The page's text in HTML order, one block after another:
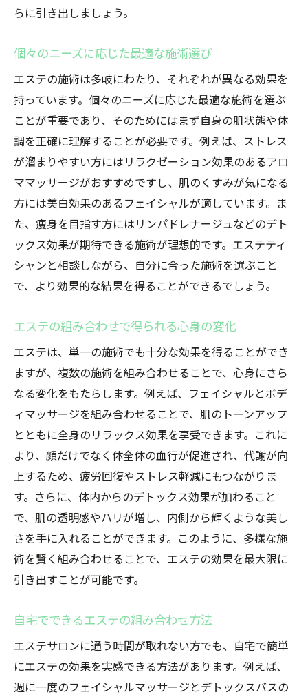
エステのステップアップ効果を知る
日常でのケア方法とエステのシナジー
美的ゴールを達成するためのステップ
継続的なケアが生む理想の結果
エステの魔法を最大限に活用する方法
エステサロン選びのポイント
施術前後に注意すべきこと
組み合わせ施術の効果的なタイミング
サロンでのコミュニケーションの重要性
施術後のホームケアのすすめ
エステの頻度を見直してみる
魅力
プロが薦めるベストな施術の組み合わせ
エステの新しいトレンドを知る
個々に合わせた最適プラン
エステティシャンが大切にするカウンセリ
ングの力
施術効果をさらに高める秘訣
最新技術を活かした施術紹介
エステの組み合わせで新たな美の可能性を探る
エステでの経験から得られる気づき
未知の施術に挑戦する楽しみ
自分に合った施術を見つける方法
美しさの基準を再定義する機会
エステを通じて自分を見つめ直す
らに引き出しましょう。
個々のニーズに応じた最適な施術選び
エステの施術は多岐にわたり、それぞれが異なる効果を
持っています。個々のニーズに応じた最適な施術を選ぶ
ことが重要であり、そのためにはまず自身の肌状態や体
調を正確に理解することが必要です。例えば、ストレス
が溜まりやすい方にはリラクゼーション効果のあるアロ
ママッサージがおすすめですし、肌のくすみが気になる
方には美白効果のあるフェイシャルが適しています。ま
た、痩身を目指す方にはリンパドレナージュなどのデト
ックス効果が期待できる施術が理想的です。エステティ
シャンと相談しながら、自分に合った施術を選ぶこと
で、より効果的な結果を得ることができるでしょう。
エステの組み合わせで得られる心身の変化
エステは、単一の施術でも十分な効果を得ることができ
ますが、複数の施術を組み合わせることで、心身にさら
なる変化をもたらします。例えば、フェイシャルとボデ
ィマッサージを組み合わせることで、肌のトーンアップ
とともに全身のリラックス効果を享受できます。これに
より、顔だけでなく体全体の血行が促進され、代謝が向
上するため、疲労回復やストレス軽減にもつながりま
す。さらに、体内からのデトックス効果が加わること
で、肌の透明感やハリが増し、内側から輝くような美し
さを手に入れることができます。このように、多様な施
術を賢く組み合わせることで、エステの効果を最大限に
引き出すことが可能です。
自宅でできるエステの組み合わせ方法
エステサロンに通う時間が取れない方でも、自宅で簡単
にエステの効果を実感できる方法があります。例えば、
週に一度のフェイシャルマッサージとデトックスバスの